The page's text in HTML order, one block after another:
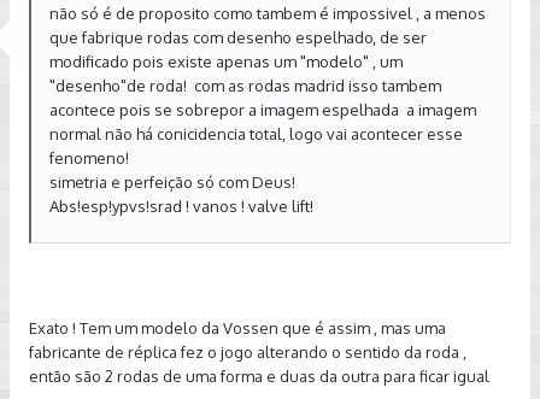
não só é de proposito como tambem é impossivel , a menos
que fabrique rodas com desenho espelhado, de ser
modificado pois existe apenas um "modelo" , um
"desenho"de roda! com as rodas madrid isso tambem
acontece pois se sobrepor a imagem espelhada a imagem
normal não há conicidencia total, logo vai acontecer esse
fenomeno!
simetria e perfeição só com Deus!
Abs!esp!ypvs!srad ! vanos ! valve lift!
Exato ! Tem um modelo da Vossen que é assim , mas uma
fabricante de réplica fez o jogo alterando o sentido da roda ,
então são 2 rodas de uma forma e duas da outra para ficar igual